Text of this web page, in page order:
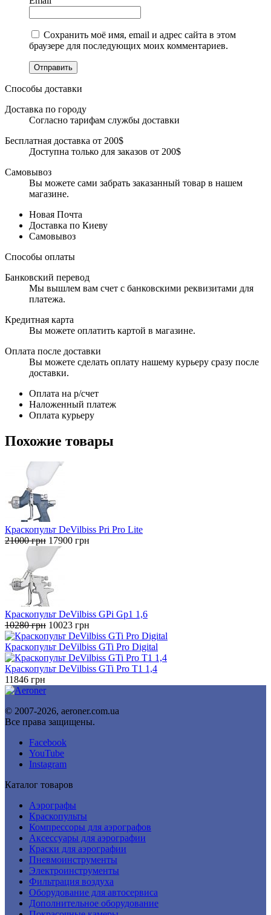
Сохранить моё имя, email и адрес сайта в этом
браузере для последующих моих комментариев.
Отправить
Способы доставки
Доставка по городу
Согласно тарифам службы доставки
Бесплатная доставка от 200$
Доступна только для заказов от 200$
Самовывоз
Вы можете сами забрать заказанный товар в нашем
магазине.
Новая Почта
Доставка по Киеву
Самовывоз
Способы оплаты
Банковский перевод
Мы вышлем вам счет с банковскими реквизитами для
платежа.
Кредитная карта
Вы можете оплатить картой в магазине.
Оплата после доставки
Вы можете сделать оплату нашему курьеру сразу после
доставки.
Оплата на р/счет
Наложенный платеж
Оплата курьеру
Похожие товары
Краскопульт DeVilbiss Pri Pro Lite
21000грн Первоначальная
цена
составляла
17900 грн
Краскопульт DeVilbiss GPi Gp1 1,6
10280грн Первоначальная
цена
составляла
10280 грн.
10023 грн
цена:
10023 грн.
Краскопульт DeVilbiss GTi Pro Digital
Краскопульт DeVilbiss GTi Pro T1 1,4
11846 грн
© 2007-2026, aeroner.com.ua
Все права защищены.
Facebook
YouTube
Instagram
Каталог товаров
Аэрографы
Краскопульты
Компрессоры для аэрографов
Аксессуары для аэрографии
Краски для аэрографии
Пневмоинструменты
Электроинструменты
Фильтрация воздуха
Оборудование для автосервиса
Дополнительное оборудование